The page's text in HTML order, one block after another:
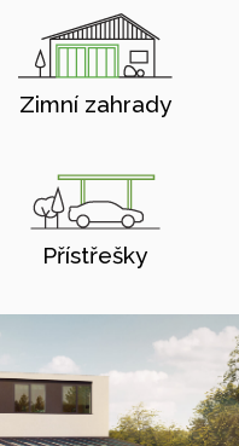
Zimní zahrady
Přístřešky